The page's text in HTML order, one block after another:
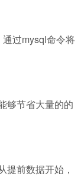
过mysql命令将
够节省大量的的
前数据开始，